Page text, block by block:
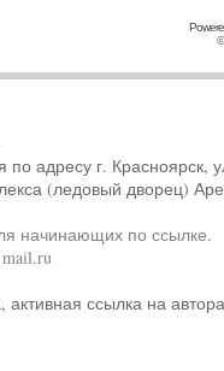
адресу г. Красноярск,
(ледовый дворец)
начинающих по ссылке.
активная ссылка на